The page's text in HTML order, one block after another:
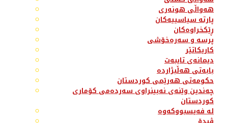
هەواڵی هونەری
پارتە سیاسییەکان
ڕێکخراوەکان
پرسە و سەرەخۆشی
کاریکاتێر
دیمانەی تایبەت
بابەتی هەڵبژاردە
حکومەتی هەرێمی کوردستان
چەندین وێنەی نەبینراوی سەردەمی کۆماری
کوردستان
لە فەیسبووکەوە